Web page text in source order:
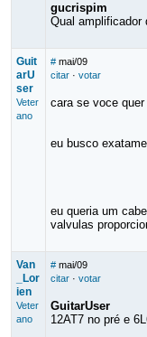
gucrispim
Qual amplificador
Guit
arU
ser
Veter
ano
# mai/09
citar· votar
cara se voce
eu busco
eu queria um
valvulas
Van
_Lor
ien
Veter
ano
# mai/09
citar· votar
GuitarUser
12AT7 no pré e